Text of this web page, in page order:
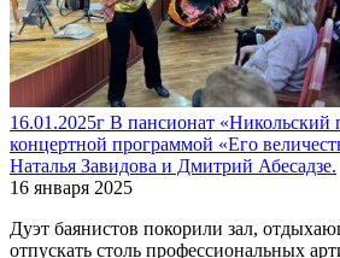
16.01.2025г В пансионат «Никольский
концертной программой «Его
Наталья Завидова и Дмитрий Абесадзе.
16 января 2025
Дуэт баянистов покорили зал,
отпускать столь профессиональных